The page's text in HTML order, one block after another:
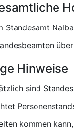
Standesamt
Hinweise
sind
kommen